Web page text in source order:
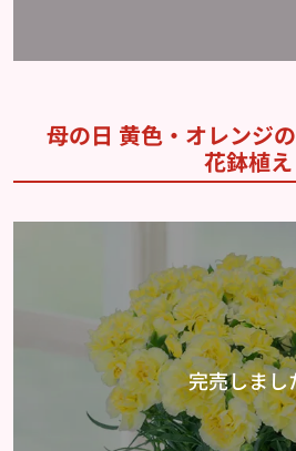
母の日 黄色・オレンジ
花鉢植え